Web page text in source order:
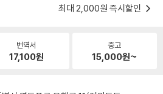
최대 2,000원 즉시할인
번역서
17,100원
중고
15,000원~